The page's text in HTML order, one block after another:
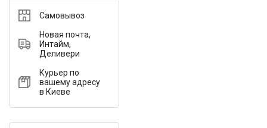
Самовывоз
Новая почта,
Интайм,
Деливери
Курьер по
вашему адресу
в Киеве